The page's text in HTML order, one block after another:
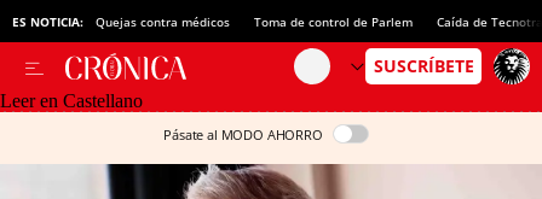
ES NOTICIA: Quejas contra médicos Toma de control de Parlem Caída de
Leer en Castellano
Pásate al MODO AHORRO